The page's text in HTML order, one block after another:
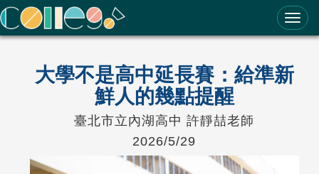
ColleGo! 大學選才與高中育才輔助系統
大學不是高中延長賽：給準新
鮮人的幾點提醒
臺北市立內湖高中 許靜喆老師
2026/5/29